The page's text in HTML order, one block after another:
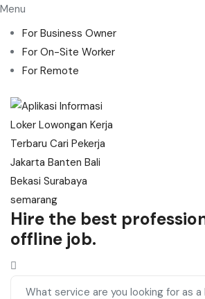
Menu
For Business Owner
For On-Site Worker
For Remote
Hire the best
offline job.